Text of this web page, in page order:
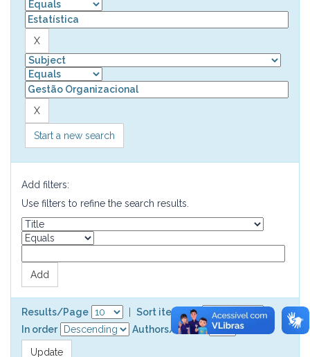
Start a new search
Add filters:
Use filters to refine the search results.
Results/Page
Sort items by
In order
Authors/record